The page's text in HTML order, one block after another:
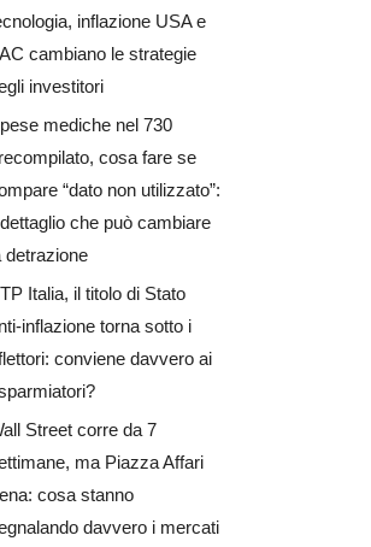
inflazione USA e
cambiano le strategie
investitori
mediche nel 730
cosa fare se
“dato non utilizzato”:
che può cambiare
detrazione
Italia, il titolo di Stato
inflazione torna sotto i
conviene davvero ai
Street corre da 7
ma Piazza Affari
cosa stanno
davvero i mercati